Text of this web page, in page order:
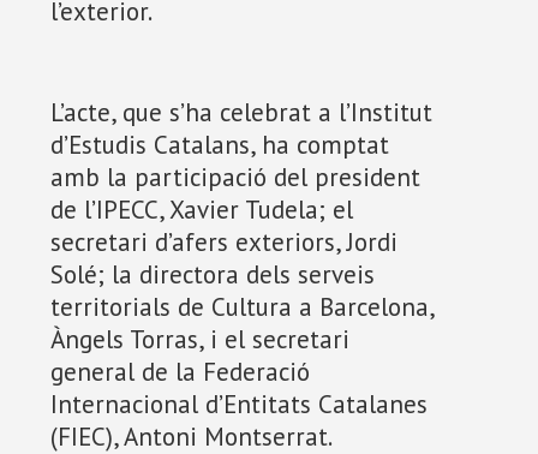
l’exterior.
L’acte, que s’ha celebrat a l’Institut
d’Estudis Catalans, ha comptat
amb la participació del president
de l’IPECC, Xavier Tudela; el
secretari d’afers exteriors, Jordi
Solé; la directora dels serveis
territorials de Cultura a Barcelona,
Àngels Torras, i el secretari
general de la Federació
Internacional d’Entitats Catalanes
(FIEC), Antoni Montserrat.